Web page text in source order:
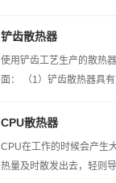
铲齿散热器
使用铲齿工艺生产的散热
面： （1）铲齿散热器具
CPU散热器
CPU在工作的时候会产生
热量及时散发出去，轻则